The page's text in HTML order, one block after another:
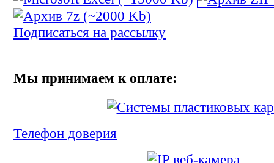
Подписаться на рассылку
Мы принимаем к оплате:
Телефон доверия